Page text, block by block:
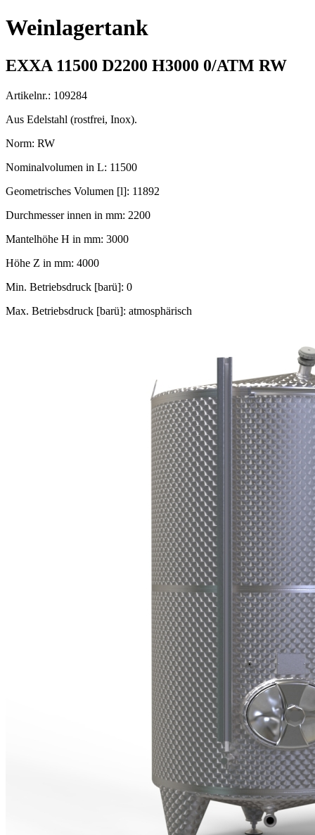
Weinlagertank
EXXA 11500 D2200 H3000 0/ATM RW
Artikelnr.: 109284
Aus Edelstahl (rostfrei, Inox).
Norm: RW
Nominalvolumen in L: 11500
Geometrisches Volumen [l]: 11892
Durchmesser innen in mm: 2200
Mantelhöhe H in mm: 3000
Höhe Z in mm: 4000
Min. Betriebsdruck [barü]: 0
Max. Betriebsdruck [barü]: atmosphärisch